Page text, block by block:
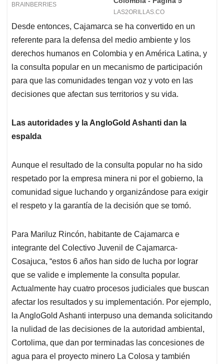
Desde entonces, Cajamarca se ha convertido en un
referente para la defensa del medio ambiente y los
derechos humanos en Colombia y en América Latina, y
la consulta popular en un mecanismo de participación
para que las comunidades tengan voz y voto en las
decisiones que afectan sus territorios y su vida.
Las autoridades y la AngloGold Ashanti dan la
espalda
Aunque el resultado de la consulta popular no ha sido
respetado por la empresa minera ni por el gobierno, la
comunidad sigue luchando y organizándose para exigir
el respeto y la garantía de la decisión que se tomó.
Para Mariluz Rincón, habitante de Cajamarca e
integrante del Colectivo Juvenil de Cajamarca-
Cosajuca, “estos 6 años han sido de lucha por lograr
que se valide e implemente la consulta popular.
Actualmente hay cuatro procesos judiciales que buscan
afectar los resultados y su implementación. Por ejemplo,
la AngloGold Ashanti interpuso una demanda solicitando
la nulidad de las decisiones de la autoridad ambiental,
Cortolima, que dan por terminadas las concesiones de
agua para el proyecto minero La Colosa y también